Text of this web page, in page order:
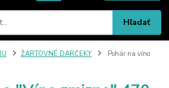
Hľadať
ŽARTOVNÉ DARČEKY
Pohár na víno